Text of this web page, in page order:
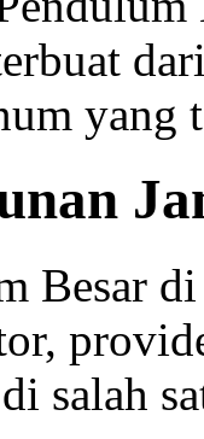
yang
Besar
salah